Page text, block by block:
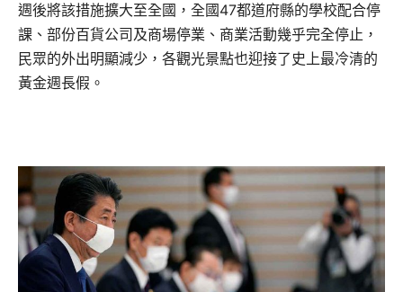
週後將該措施擴大至全國，全國47都道府縣的學校配合停
課、部份百貨公司及商場停業、商業活動幾乎完全停止，
民眾的外出明顯減少，各觀光景點也迎接了史上最冷清的
黃金週長假。